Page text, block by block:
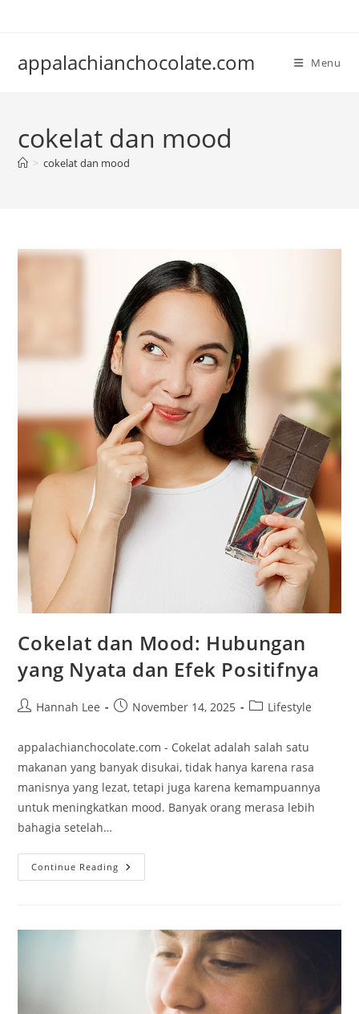
appalachianchocolate.com Menu
cokelat dan mood
> cokelat dan mood
Cokelat dan Mood: Hubungan
yang Nyata dan Efek Positifnya
PostHannah Lee
PostNovember 14, 2025
PostLifestyle
appalachianchocolate.com - Cokelat adalah salah satu
makanan yang banyak disukai, tidak hanya karena rasa
manisnya yang lezat, tetapi juga karena kemampuannya
untuk meningkatkan mood. Banyak orang merasa lebih
bahagia setelah…
Continue Reading Cokelat
Dan
Dan
Positifnya